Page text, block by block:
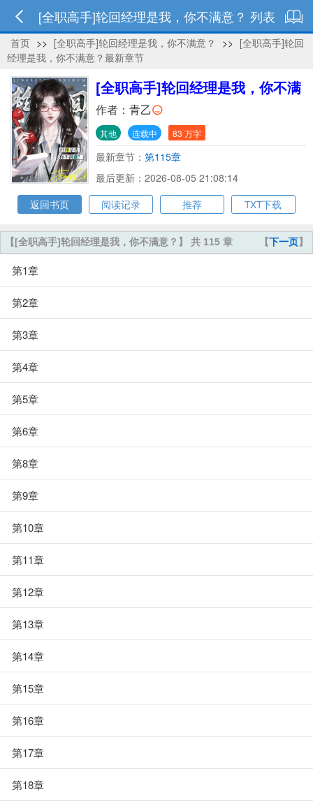
[全职高手]轮回经理是我，你不满意？ 列表
首页 >> [全职高手]轮回经理是我，你不满意？ >> [全职高手]轮回
经理是我，你不满意？最新章节
[全职高手]轮回经理是我，你不满
意？
作者： 青乙
其他 连载中 83 万字
最新章节： 第115章
最后更新：2026-08-05 21:08:14
返回书页
阅读记录 推荐 TXT下载
【下一页】
【[全职高手]轮回经理是我，你不满意？】 共 115 章
第1章
第2章
第3章
第4章
第5章
第6章
第8章
第9章
第10章
第11章
第12章
第13章
第14章
第15章
第16章
第17章
第18章